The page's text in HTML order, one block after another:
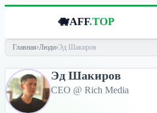
🐗AFF.TOP
Главная›Люди›Эд Шакиров
Эд Шакиров
CEO @ Rich Media